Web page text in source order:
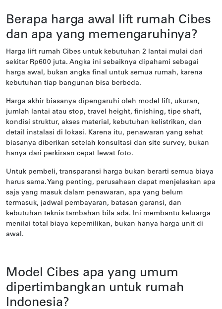
Berapa harga awal lift rumah Cibes
dan apa yang memengaruhinya?
Harga lift rumah Cibes untuk kebutuhan 2 lantai mulai dari
sekitar Rp600 juta. Angka ini sebaiknya dipahami sebagai
harga awal, bukan angka final untuk semua rumah, karena
kebutuhan tiap bangunan bisa berbeda.
Harga akhir biasanya dipengaruhi oleh model lift, ukuran,
jumlah lantai atau stop, travel height, finishing, tipe shaft,
kondisi struktur, akses material, kebutuhan kelistrikan, dan
detail instalasi di lokasi. Karena itu, penawaran yang sehat
biasanya diberikan setelah konsultasi dan site survey, bukan
hanya dari perkiraan cepat lewat foto.
Untuk pembeli, transparansi harga bukan berarti semua biaya
harus sama. Yang penting, perusahaan dapat menjelaskan apa
saja yang masuk dalam penawaran, apa yang belum
termasuk, jadwal pembayaran, batasan garansi, dan
kebutuhan teknis tambahan bila ada. Ini membantu keluarga
menilai total biaya kepemilikan, bukan hanya harga unit di
awal.
Model Cibes apa yang umum
dipertimbangkan untuk rumah
Indonesia?